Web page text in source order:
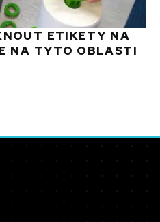
ETIKETY NA
NA TYTO OBLASTI